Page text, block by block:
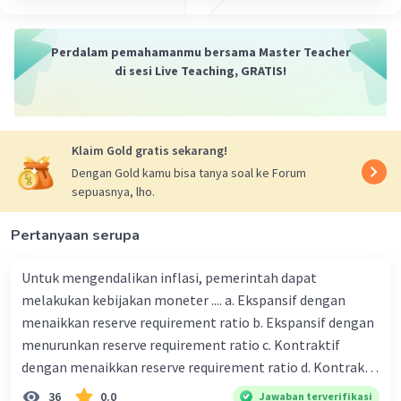
3. Menentukan Pusat dan Jari-Jari:
Pusat lingkaran:
Koordinat x dari pusat lingkaran
adalah kebalikan dari setengah
koefisien x, yaitu -(-3a) = 3a.
Koordinat y dari pusat lingkaran
adalah kebalikan dari setengah
Pusat lingkaran terletak di titik (3a,
4a).
Jari-jari lingkaran:
Jari-jari lingkaran sama dengan akar
Perdalam pemahamanmu bersama Master Teacher
di sesi Live Teaching, GRATIS!
Klaim Gold gratis sekarang!
Dengan Gold kamu bisa tanya soal ke Forum
sepuasnya, lho.
Pertanyaan serupa
Untuk mengendalikan inflasi, pemerintah dapat
melakukan kebijakan moneter .... a. Ekspansif dengan
menaikkan reserve requirement ratio b. Ekspansif dengan
menurunkan reserve requirement ratio c. Kontraktif
dengan menaikkan reserve requirement ratio d. Kontraktif
dengan menurunkan reserve requirement ratio e.
36 0.0 Jawaban terverifikasi